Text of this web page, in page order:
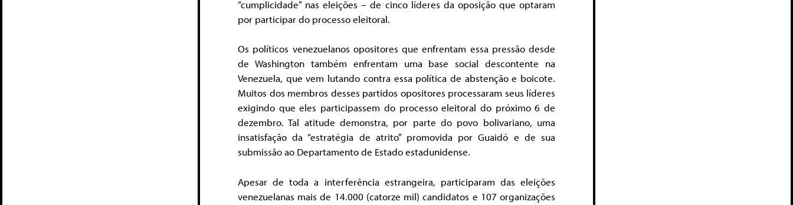
“cumplicidade” nas eleições – de cinco líderes da oposição que optaram
por participar do processo eleitoral.
Os políticos venezuelanos opositores que enfrentam essa pressão desde
de Washington também enfrentam uma base social descontente na
Venezuela, que vem lutando contra essa política de abstenção e boicote.
Muitos dos membros desses partidos opositores processaram seus líderes
exigindo que eles participassem do processo eleitoral do próximo 6 de
dezembro. Tal atitude demonstra, por parte do povo bolivariano, uma
insatisfação da “estratégia de atrito” promovida por Guaidó e de sua
submissão ao Departamento de Estado estadunidense.
Apesar de toda a interferência estrangeira, participaram das eleições
venezuelanas mais de 14.000 (catorze mil) candidatos e 107 organizações